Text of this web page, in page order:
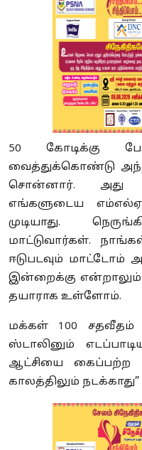
50 கோடிக்கு
வைத்துக்கொண்டு
சொன்னார். அது
எங்களுடைய
முடியாது.
மாட்டுவார்கள்.
ஈடுபடவும்
இன்றைக்கு
தயாராக உள்ளோம்.
மக்கள் 100 சதவீதம்
ஸ்டாலினும்
ஆட்சியை கைப்பற்ற
காலத்திலும் நடக்காது